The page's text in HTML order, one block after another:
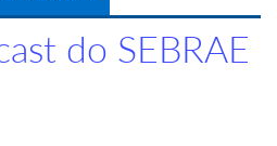
do SEBRAE